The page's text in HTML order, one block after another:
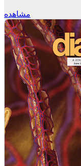
مشاهده